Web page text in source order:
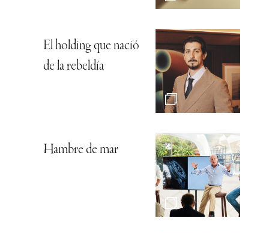
El holding que nació
de la rebeldía
Hambre de mar